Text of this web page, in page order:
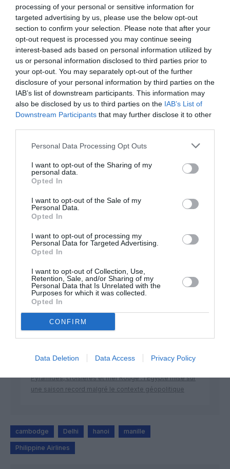
processing of your personal or sensitive information for
targeted advertising by us, please use the below opt-out
section to confirm your selection. Please note that after your
opt-out request is processed you may continue seeing
interest-based ads based on personal information utilized by
us or personal information disclosed to third parties prior to
your opt-out. You may separately opt-out of the further
disclosure of your personal information by third parties on the
IAB’s list of downstream participants. This information may
also be disclosed by us to third parties on the IAB’s List of
Downstream Participants that may further disclose it to other
Personal Data Processing Opt Outs
I want to opt-out of the Sharing of my
personal data.
Opted In
I want to opt-out of the Sale of my
Personal Data.
Opted In
I want to opt-out of processing my
Personal Data for Targeted Advertising.
Opted In
I want to opt-out of Collection, Use,
Retention, Sale, and/or Sharing of my
Personal Data that Is Unrelated with the
Purposes for which it was collected.
Opted In
CONFIRM
Data Deletion Data Access Privacy Policy
Aucun commentaire !
LAISSER UN COMMENTAIRE
FAIRE UN DON
Appel aux lecteurs !
Soutenez Air Journal participezà son
développement !
atplhkta commenté l'article :
Contrôles aux frontières entre l’Espagne et l’Italie : des
Pyramides, croisières et mer Rouge : l’Égypte mise sur
une saison record malgré le contexte géopolitique
cambodge Delhi hanoi manille
Philippine Airlines